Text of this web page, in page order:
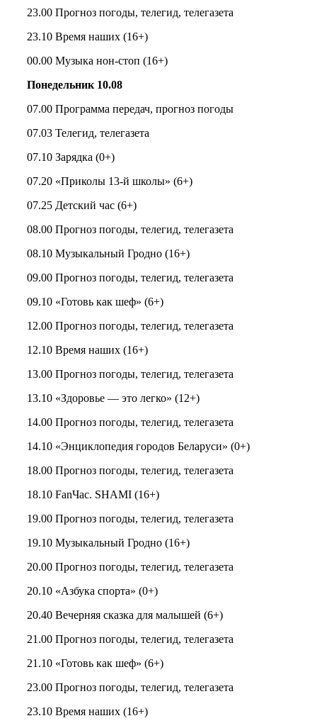
23.00 Прогноз погоды, телегид, телегазета
23.10 Время наших (16+)
00.00 Музыка нон-стоп (16+)
Понедельник 10.08
07.00 Программа передач, прогноз погоды
07.03 Телегид, телегазета
07.10 Зарядка (0+)
07.20 «Приколы 13-й школы» (6+)
07.25 Детский час (6+)
08.00 Прогноз погоды, телегид, телегазета
08.10 Музыкальный Гродно (16+)
09.00 Прогноз погоды, телегид, телегазета
09.10 «Готовь как шеф» (6+)
12.00 Прогноз погоды, телегид, телегазета
12.10 Время наших (16+)
13.00 Прогноз погоды, телегид, телегазета
13.10 «Здоровье — это легко» (12+)
14.00 Прогноз погоды, телегид, телегазета
14.10 «Энциклопедия городов Беларуси» (0+)
18.00 Прогноз погоды, телегид, телегазета
18.10 FanЧас. SHAMI (16+)
19.00 Прогноз погоды, телегид, телегазета
19.10 Музыкальный Гродно (16+)
20.00 Прогноз погоды, телегид, телегазета
20.10 «Азбука спорта» (0+)
20.40 Вечерняя сказка для малышей (6+)
21.00 Прогноз погоды, телегид, телегазета
21.10 «Готовь как шеф» (6+)
23.00 Прогноз погоды, телегид, телегазета
23.10 Время наших (16+)